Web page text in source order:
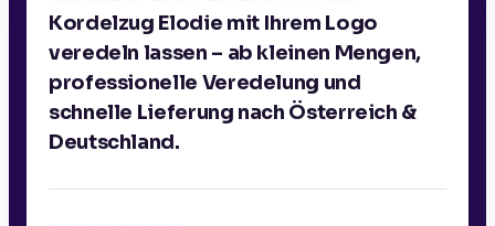
Kordelzug Elodie mit Ihrem Logo
veredeln lassen – ab kleinen Mengen,
professionelle Veredelung und
schnelle Lieferung nach Österreich &
Deutschland.